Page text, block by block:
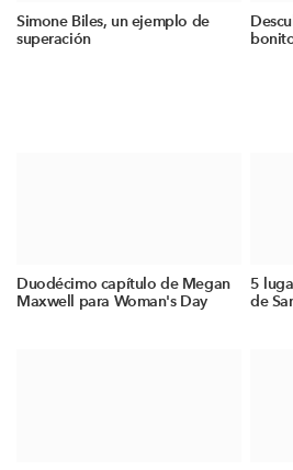
Simone Biles, un ejemplo de
superación
Duodécimo capítulo de Megan
Maxwell para Woman's Day
5
de